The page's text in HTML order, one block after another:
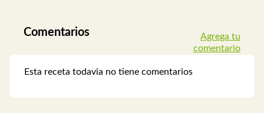
Comentarios
Agrega tu
comentario
Esta receta todavia no tiene comentarios